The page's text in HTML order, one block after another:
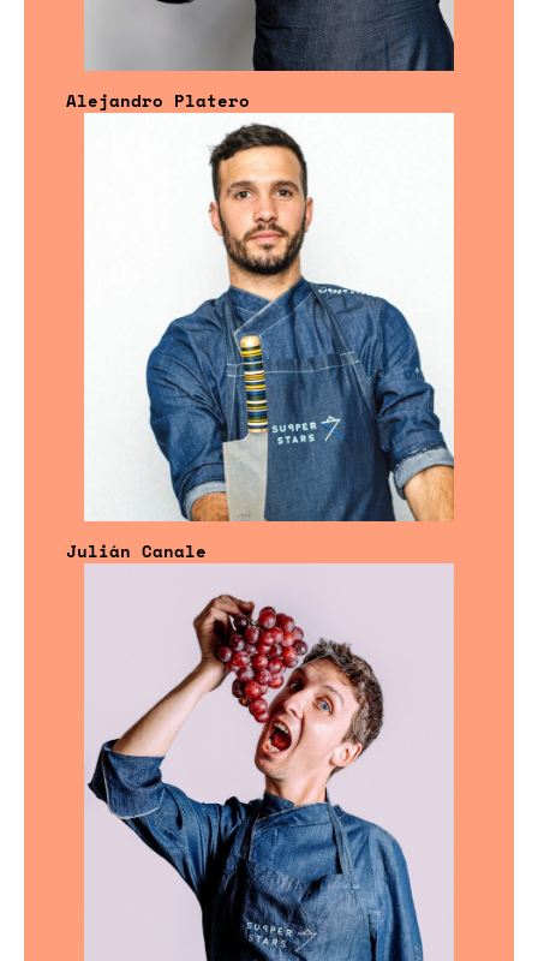
Alejandro Platero
Julián Canale